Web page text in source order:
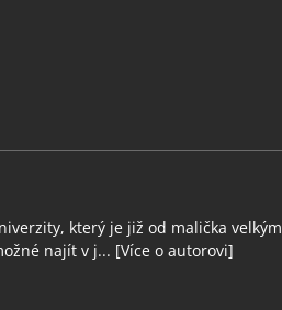
který je již od malička velkým
najít v j... [Více o autorovi]